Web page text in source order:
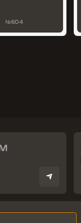
№604